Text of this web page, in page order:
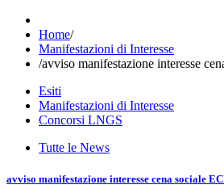
Home/
Manifestazioni di Interesse
/avviso manifestazione interesse
Esiti
Manifestazioni di Interesse
Concorsi LNGS
Tutte le News
avviso manifestazione interesse cena sociale